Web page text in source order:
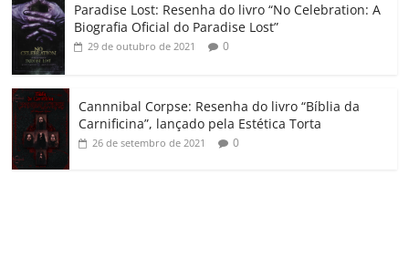
Paradise Lost: Resenha do livro “No Celebration: A
Biografia Oficial do Paradise Lost”
29 de outubro de 2021 0
Cannnibal Corpse: Resenha do livro “Bíblia da
Carnificina”, lançado pela Estética Torta
26 de setembro de 2021 0